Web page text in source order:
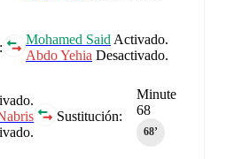
Mohamed Said Activado.
Abdo Yehia Desactivado.
Minute
68
68‎’‎
Sustitución: